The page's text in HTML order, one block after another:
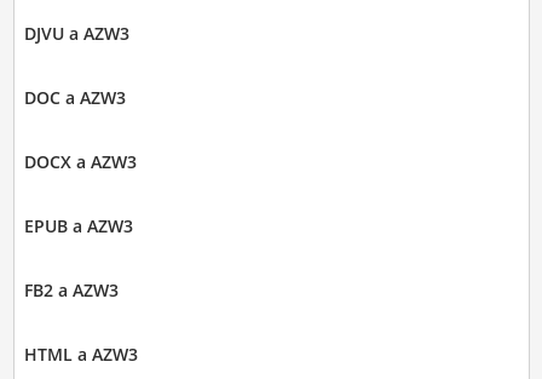
DJVU a AZW3
DOC a AZW3
DOCX a AZW3
EPUB a AZW3
FB2 a AZW3
HTML a AZW3